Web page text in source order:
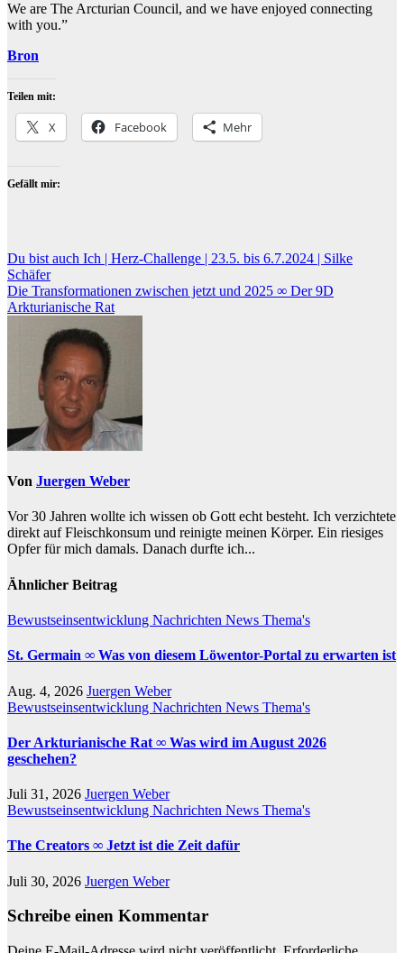
We are The Arcturian Council, and we have enjoyed connecting
with you.”
Bron
Teilen mit:
X Facebook Mehr
Gefällt mir:
Beitragsnavigation
Du bist auch Ich | Herz-Challenge | 23.5. bis 6.7.2024 | Silke
Schäfer
Die Transformationen zwischen jetzt und 2025 ∞ Der 9D
Arkturianische Rat
Von Juergen Weber
Vor 30 Jahren wollte ich wissen ob Gott echt besteht. Ich verzichtete
direkt auf Fleischkonsum und reinigte meinen Körper. Ein riesiges
Opfer für mich damals. Danach durfte ich...
Ähnlicher Beitrag
Bewustseinsentwicklung Nachrichten News Thema's
St. Germain ∞ Was von diesem Löwentor-Portal zu erwarten ist
Aug. 4, 2026 Juergen Weber
Bewustseinsentwicklung Nachrichten News Thema's
Der Arkturianische Rat ∞ Was wird im August 2026
geschehen?
Juli 31, 2026 Juergen Weber
Bewustseinsentwicklung Nachrichten News Thema's
The Creators ∞ Jetzt ist die Zeit dafür
Juli 30, 2026 Juergen Weber
Schreibe einen Kommentar